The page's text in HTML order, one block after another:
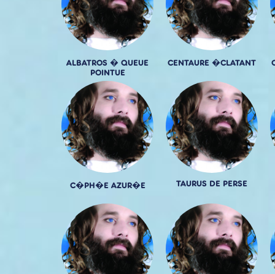
ALBATROS � QUEUE
POINTUE
CENTAURE �CLATANT
C�PH�E AZUR�E TAURUS DE PERSE